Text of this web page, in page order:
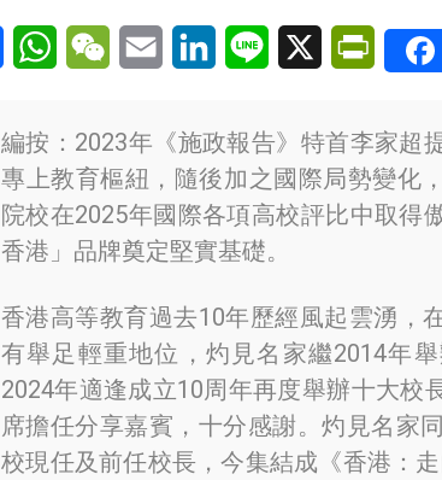
FacebookWhatsAppWeChatEmail LinkedInLine X
編按：2023年《施政報告》特首李家超
專上教育樞紐，隨後加之國際局勢變化
院校在2025年國際各項高校評比中取得
香港」品牌奠定堅實基礎。
香港高等教育過去10年歷經風起雲湧，
有舉足輕重地位，灼見名家繼2014年
2024年適逢成立10周年再度舉辦十大校
席擔任分享嘉賓，十分感謝。灼見名家
校現任及前任校長，今集結成《香港：